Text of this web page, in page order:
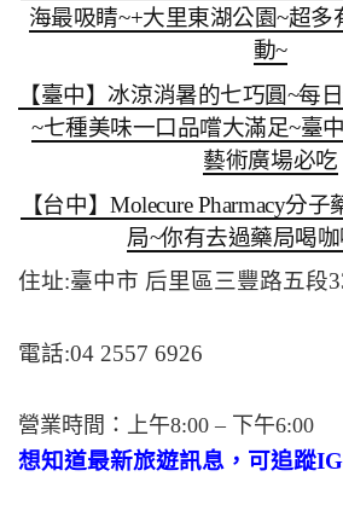
海最吸睛~+大里東湖公園~超
動~
【臺中】冰涼消暑的七巧圓~每
~七種美味一口品嚐大滿足~臺
藝術廣場必吃
【台中】Molecure Pharmacy分
局~你有去過藥局喝
住址:臺中市 后里區三豐路五段
電話:04 2557 6926
營業時間：上午8:00 – 下午6:00
想知道最新旅遊訊息，可追蹤